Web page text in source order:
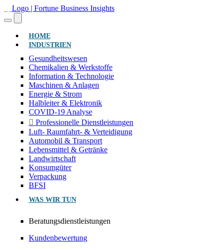
HOME(AKTUELL)
INDUSTRIEN
Gesundheitswesen
Chemikalien & Werkstoffe
Information & Technologie
Maschinen & Anlagen
Energie & Strom
Halbleiter & Elektronik
COVID-19 Analyse
Professionelle Dienstleistungen
Luft- Raumfahrt- & Verteidigung
Automobil & Transport
Lebensmittel & Getränke
Landwirtschaft
Konsumgüter
Verpackung
BFSI
WAS WIR TUN
Beratungsdienstleistungen
Kundenbewertung